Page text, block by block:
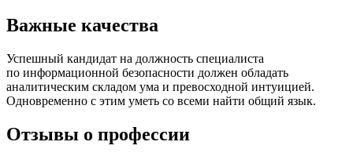
Важные качества
Успешный кандидат на должность специалиста
по информационной безопасности должен обладать
аналитическим складом ума и превосходной интуицией.
Одновременно с этим уметь со всеми найти общий язык.
Отзывы о профессии